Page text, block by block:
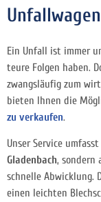
Ein Unfall ist immer
teure Folgen haben.
zwangsläufig zum
bieten Ihnen die
zu verkaufen.
Unser Service
Gladenbach, sondern
schnelle Abwicklung.
einen leichten